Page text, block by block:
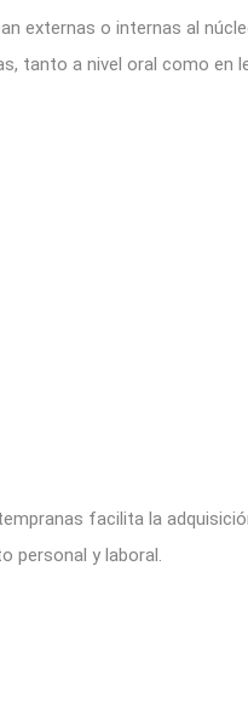
externas o internas al
tanto a nivel oral como en
facilita la
personal y laboral.